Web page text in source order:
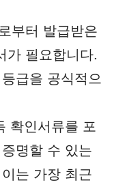
부터 발급받은
가 필요합니다.
급을 공식적으
확인서류를 포
명할 수 있는
는 가장 최근